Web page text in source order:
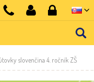
slovenčina 4. ročník ZŠ